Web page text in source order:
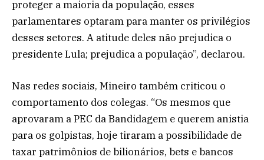
proteger a maioria da população, esses
parlamentares optaram para manter os privilégios
desses setores. A atitude deles não prejudica o
presidente Lula; prejudica a população”, declarou.
Nas redes sociais, Mineiro também criticou o
comportamento dos colegas. “Os mesmos que
aprovaram a PEC da Bandidagem e querem anistia
para os golpistas, hoje tiraram a possibilidade de
taxar patrimônios de bilionários, bets e bancos